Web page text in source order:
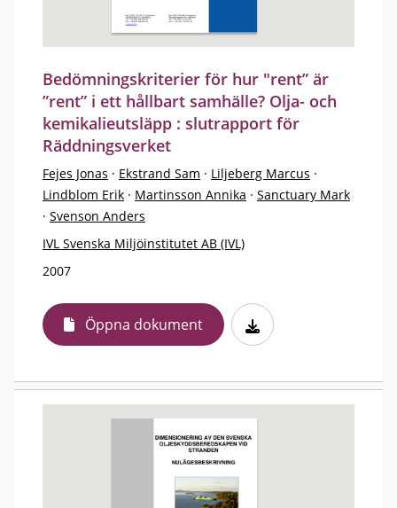
Bedömningskriterier för hur "rent” är
”rent” i ett hållbart samhälle? Olja- och
kemikalieutsläpp : slutrapport för
Räddningsverket
Fejes Jonas · Ekstrand Sam · Liljeberg Marcus ·
Lindblom Erik · Martinsson Annika · Sanctuary Mark
· Svenson Anders
IVL Svenska Miljöinstitutet AB (IVL)
2007
Öppna dokument